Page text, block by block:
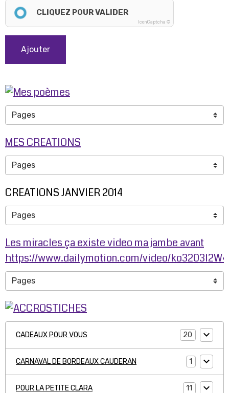
CLIQUEZ POUR VALIDER
IconCaptcha ©
Ajouter
MES CREATIONS
CREATIONS JANVIER 2014
Les miracles ça existe video ma jambe avant
https://www.dailymotion.com/video/
CADEAUX POUR VOUS 20
CARNAVAL DE BORDEAUX CAUDERAN 1
POUR LA PETITE CLARA 11